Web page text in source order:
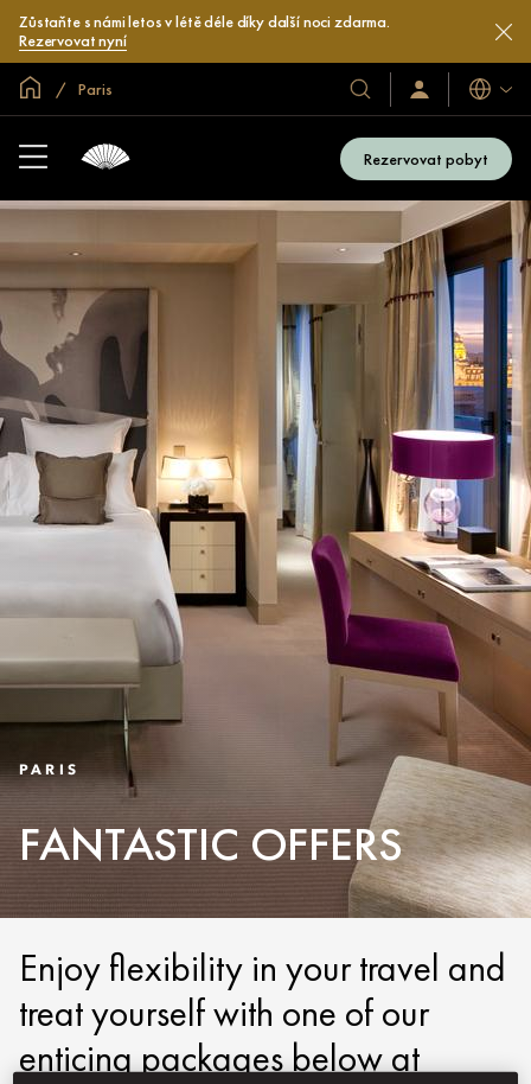
Zůstaňte s námi letos v létě déle díky další noci zdarma.
Rezervovat nyní
Domovská stránka
Paris
Naše
hotely
a
resorty
Přihlaste
se
se
Jazyky
Rezervovat pobyt
PARIS
FANTASTIC OFFERS
Enjoy flexibility in your travel and
treat yourself with one of our
enticing packages below at